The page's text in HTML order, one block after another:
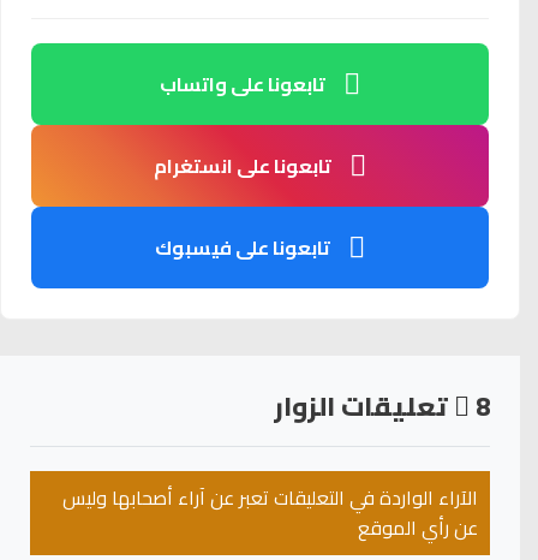
تابعونا على واتساب
تابعونا على انستغرام
تابعونا على فيسبوك
8 تعليقات الزوار
الآراء الواردة في التعليقات تعبر عن آراء أصحابها وليس
عن رأي الموقع